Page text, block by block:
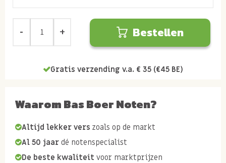
Bestellen
Gratis verzending v.a. € 35 (€45 BE)
Waarom Bas Boer Noten?
Altijd lekker vers zoals op de markt
Al 50 jaar dé notenspecialist
De beste kwaliteit voor marktprijzen